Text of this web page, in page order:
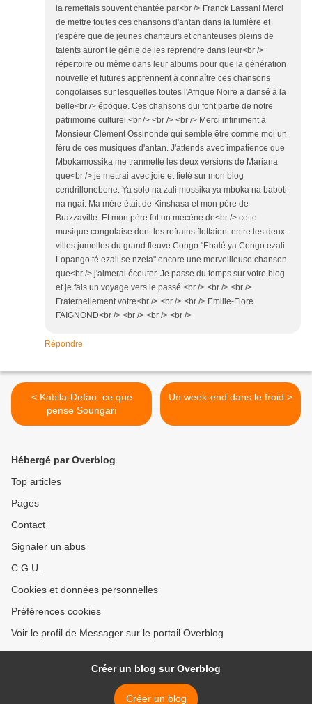
la remettais souvent chantée par<br /> Franck Lassan! Merci
de mettre toutes ces chansons d'antan dans la lumière et
j'espère que de jeunes chanteurs et chanteuses pleins de
talents auront le génie de les reprendre dans leur<br />
répertoire ou même dans leur albums pour que la génération
nouvelle et futures apprennent à connaître ces chansons
congolaises sur lesquelles toutes l'Afrique Noire a dansé à la
belle<br /> époque. Ces chansons qui font partie de notre
patrimoine culturel.<br /> <br /> <br /> Merci infiniment à
Monsieur Clément Ossinonde qui semble être comme moi un
féru de ces musiques d'antan. J'attends avec impatience que
Mbokamossika me tranmette les deux versions de Mariana
que<br /> je mettrai avec joie et fieté sur mon blog
cendrillonebene. Ya solo na zali mossika ya mboka na baboti
na ngai. Ma mère était de Kinshasa et mon père de
Brazzaville. Et mon père fut un mécène de<br /> cette
musique congolaise dont les refrains flottaient entre les deux
villes jumelles du grand fleuve Congo "Ebalé ya Congo ezali
Lopango té ezali se nzela" encore une merveilleuse chanson
que<br /> j'aimerai écouter. Je passe du temps sur votre blog
et je fais un voyage vers le passé.<br /> <br /> <br />
Fraternellement votre<br /> <br /> <br /> Emilie-Flore
FAIGNOND<br /> <br /> <br /> <br />
Répondre
< Kabila-Defao: ce que
pense Soungari
Un week-end dans le froid >
Hébergé par Overblog
Top articles
Pages
Contact
Signaler un abus
C.G.U.
Cookies et données personnelles
Préférences cookies
Voir le profil de Messager sur le portail Overblog
Créer un blog sur Overblog
Créer un blog